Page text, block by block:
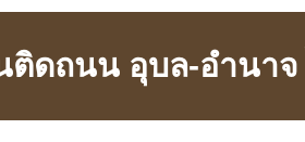
ดถนน อุบล-อำนาจ